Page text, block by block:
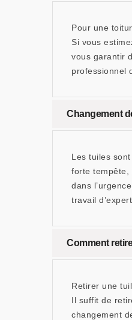
Pour une
Si vous
vous garantir
professionnel
Changement
Les tuiles
forte tempête,
dans
travail
Comment
Retirer une
Il suffit de
changement